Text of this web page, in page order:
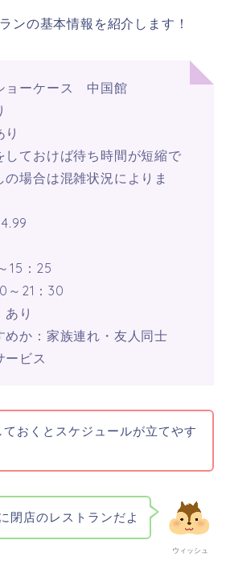
ンの基本情報を紹介します！
ョーケース 中国館
り
しておけば待ち時間が短縮で
の場合は混雑状況によりま
15：25
21：30
り
めか：家族連れ・友人同士
ービス
ておくとスケジュールが立てやす
ウィッシュ
閉店のレストランだよ